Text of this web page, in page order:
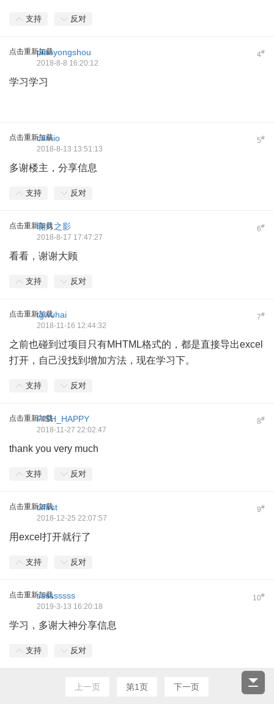
支持 反对
点击重新加载 4#
piaoyongshou
2018-8-8 16:20:12
学习学习
点击重新加载 5#
camio
2018-8-13 13:51:13
多谢楼主，分享信息
支持 反对
点击重新加载 6#
晓月之影
2018-8-17 17:47:27
看看，谢谢大顾
支持 反对
点击重新加载 7#
tgwuhai
2018-11-16 12:44:32
之前也碰到过项目只有MHTML格式的，都是直接导出excel
打开，自己没找到增加方法，现在学习下。
支持 反对
点击重新加载 8#
FISH_HAPPY
2018-11-27 22:02:47
thank you very much
支持 反对
点击重新加载 9#
txfirst
2018-12-25 22:07:57
用excel打开就行了
支持 反对
点击重新加载 10#
sssssssss
2019-3-13 16:20:18
学习，多谢大神分享信息
支持 反对
上一页 第1页 下一页